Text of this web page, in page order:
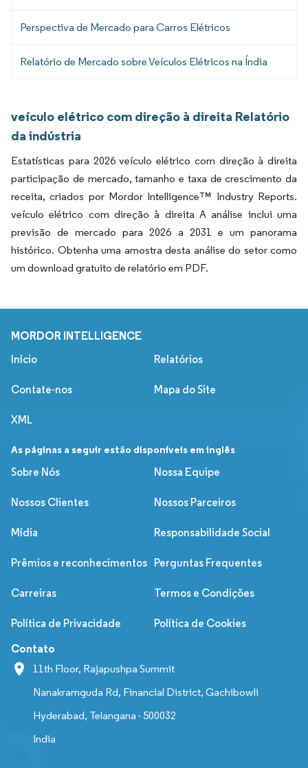
Perspectiva de Mercado para Carros Elétricos
Relatório de Mercado sobre Veículos Elétricos na Índia
veículo elétrico com direção à direita Relatório
da indústria
Estatísticas para 2026 veículo elétrico com direção à direita
participação de mercado, tamanho e taxa de crescimento da
receita, criados por Mordor Intelligence™ Industry Reports.
veículo elétrico com direção à direita A análise inclui uma
previsão de mercado para 2026 a 2031 e um panorama
histórico. Obtenha uma amostra desta análise do setor como
um download gratuito de relatório em PDF.
MORDOR INTELLIGENCE
Início Relatórios
Contate-nos Mapa do Site
XML
As páginas a seguir estão disponíveis em inglês
Sobre Nós
Nossa Equipe
Nossos Clientes Nossos Parceiros
Mídia Responsabilidade Social
Prêmios e reconhecimentos Perguntas Frequentes
Carreiras Termos e Condições
Política de Privacidade Política de Cookies
Contato
11th Floor, Rajapushpa Summit
Nanakramguda Rd, Financial District, Gachibowli
Hyderabad, Telangana - 500032
India